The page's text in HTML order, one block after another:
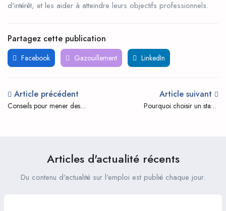
d'intérêt, et les aider à atteindre leurs objectifs professionnels.
Partagez cette publication
Facebook Gazouillement LinkedIn
Article précédent
Conseils pour mener des
Article suivant
Pourquoi choisir un stage
Articles d'actualité récents
Du contenu d'actualité sur l'emploi est publié chaque jour.